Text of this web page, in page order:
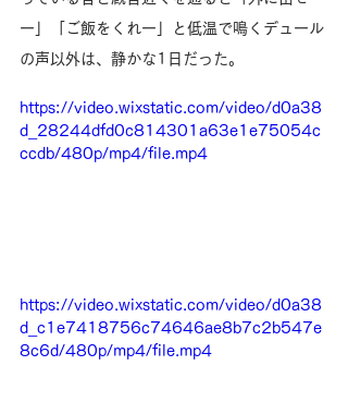
ー」「ご飯をくれー」と低温で鳴くデュール
の声以外は、静かな1日だった。
https://video.wixstatic.com/video/d0a38
d_28244dfd0c814301a63e1e75054c
ccdb/480p/mp4/file.mp4
https://video.wixstatic.com/video/d0a38
d_c1e7418756c74646ae8b7c2b547e
8c6d/480p/mp4/file.mp4